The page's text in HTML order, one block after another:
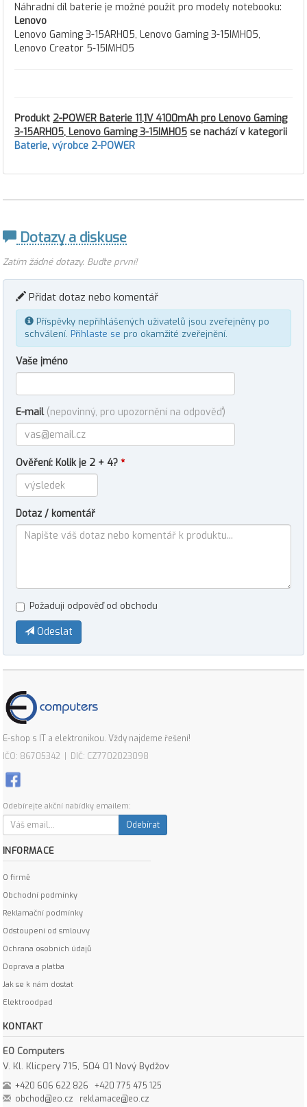
Náhradní díl baterie je možné použít pro modely notebooku:
Lenovo
Lenovo Gaming 3-15ARH05, Lenovo Gaming 3-15IMH05,
Lenovo Creator 5-15IMH05
Produkt 2-POWER Baterie 11,1V 4100mAh pro Lenovo Gaming
3-15ARH05, Lenovo Gaming 3-15IMH05 se nachází v kategorii
Baterie, výrobce 2-POWER
Dotazy a diskuse
Zatím žádné dotazy. Buďte první!
Přidat dotaz nebo komentář
Příspěvky nepřihlášených uživatelů jsou zveřejněny po
schválení. Přihlaste se pro okamžité zveřejnění.
Vaše jméno
E-mail (nepovinný, pro upozornění na odpověď)
Ověření: Kolik je 2 + 4? *
Dotaz / komentář
Požaduji odpověď od obchodu
Odeslat
E-shop s IT a elektronikou. Vždy najdeme řešení!
IČO: 86705342 | DIČ: CZ7702023098
Odebírejte akční nabídky emailem:
Odebírat
INFORMACE
O firmě
Obchodní podmínky
Reklamační podmínky
Odstoupení od smlouvy
Ochrana osobních údajů
Doprava a platba
Jak se k nám dostat
Elektroodpad
KONTAKT
EO Computers
V. Kl. Klicpery 715, 504 01 Nový Bydžov
+420 606 622 826
+420 775 475 125
obchod@eo.cz
reklamace@eo.cz